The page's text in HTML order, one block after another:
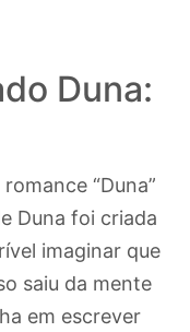
Duna:
“Duna”
Duna foi criada
imaginar que
saiu da mente
em escrever